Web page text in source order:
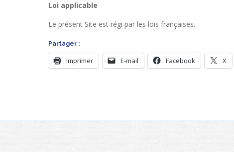
Loi applicable
Le présent Site est régi par les lois françaises.
Partager :
Imprimer E-mail Facebook X